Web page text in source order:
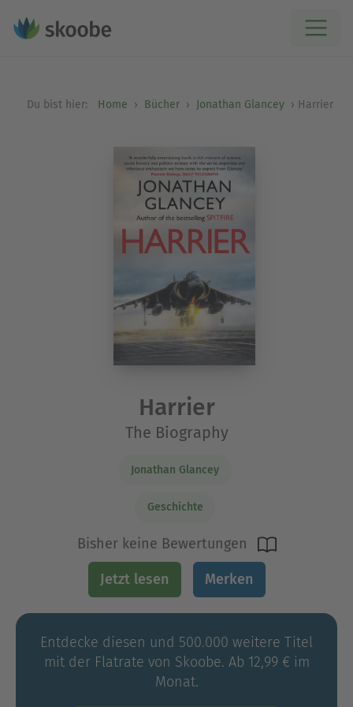
Du bist hier: Home Bücher Jonathan Glancey Harrier
Harrier
The Biography
Jonathan Glancey
Geschichte
Bisher keine Bewertungen
Jetzt lesen Merken
Entdecke diesen und 500.000 weitere Titel
mit der Flatrate von Skoobe. Ab 12,99 € im
Monat.